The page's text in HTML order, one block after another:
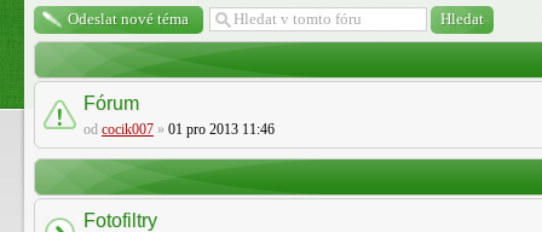
Odeslat nové téma
Fórum
od cocik007 » 01 pro 2013 11:46
Fotofiltry